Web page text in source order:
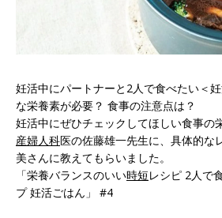
妊活中にパートナーと2人で食べたい＜
な栄養素が必要？ 食事の注意点は？
妊活中にぜひチェックしてほしい食事の
産婦人科医の佐藤雄一先生に、具体的な
美さんに教えてもらいました。
「栄養バランスのいい時短レシピ 2人で
プ 妊活ごはん」 #4